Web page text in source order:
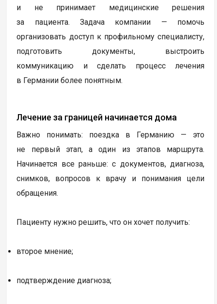
и не принимает медицинские решения
за пациента. Задача компании — помочь
организовать доступ к профильному специалисту,
подготовить документы, выстроить
коммуникацию и сделать процесс лечения
в Германии более понятным.
Лечение за границей начинается дома
Важно понимать: поездка в Германию — это
не первый этап, а один из этапов маршрута.
Начинается все раньше: с документов, диагноза,
снимков, вопросов к врачу и понимания цели
обращения.
Пациенту нужно решить, что он хочет получить:
второе мнение;
подтверждение диагноза;